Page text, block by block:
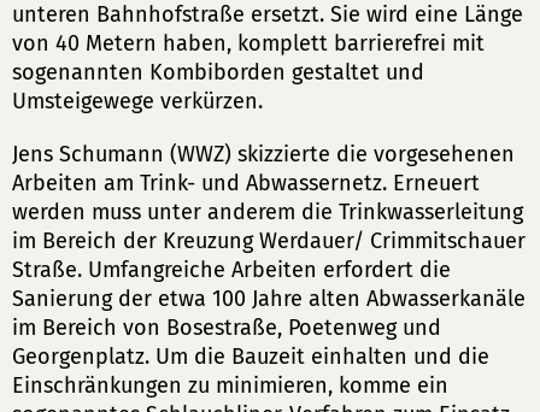
unteren Bahnhofstraße ersetzt. Sie wird eine Länge
von 40 Metern haben, komplett barrierefrei mit
sogenannten Kombiborden gestaltet und
Umsteigewege verkürzen.
Jens Schumann (WWZ) skizzierte die vorgesehenen
Arbeiten am Trink- und Abwassernetz. Erneuert
werden muss unter anderem die Trinkwasserleitung
im Bereich der Kreuzung Werdauer/ Crimmitschauer
Straße. Umfangreiche Arbeiten erfordert die
Sanierung der etwa 100 Jahre alten Abwasserkanäle
im Bereich von Bosestraße, Poetenweg und
Georgenplatz. Um die Bauzeit einhalten und die
Einschränkungen zu minimieren, komme ein